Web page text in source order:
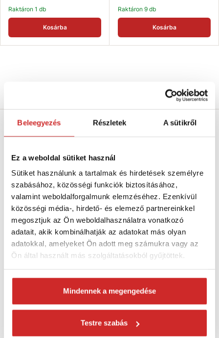
Beleegyezés Részletek A sütikről
Ez a weboldal sütiket használ
Sütiket használunk a tartalmak és hirdetések személyre
szabásához, közösségi funkciók biztosításához,
valamint weboldalforgalmunk elemzéséhez. Ezenkívül
közösségi média-, hirdető- és elemező partnereinkkel
megosztjuk az Ön weboldalhasználatra vonatkozó
adatait, akik kombinálhatják az adatokat más olyan
adatokkal, amelyeket Ön adott meg számukra vagy az
Ön által használt más szolgáltatásokból gyűjtöttek.
Mindennek a megengedése
Testre szabás
Raktáron 1 db
Kosárba
Raktáron 9 db
Kosárba
Csúszásgátló matricák
Méret: 1x38x38 mm
Kerekcsúszásgátló matricák csúszós felületekre, víz
rendszeres előfordulása esetén.
Jellemzők:
Rendkívül erős éstartós .
Kiváló minőségű anyag.
Erős akril ragasztóvalrendelkeznek.
A ragasztó ellenáll a víznek és a
tisztítószereknek.
Alkalmas beltéri és kültéri használatra egyaránt.